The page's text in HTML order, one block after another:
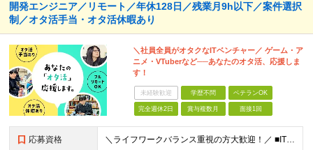
開発エンジニア／リモート／年休128日／残業月9h以下／案件選択
制／オタ活手当・オタ活休暇あり
＼社員全員がオタクなITベンチャー／ ゲーム・ア
ニメ・VTuberなど──あなたのオタ活、応援しま
す！
未経験歓迎 学歴不問 ベテランOK
完全週休2日 賞与複数月 面接1回
応募資格 ＼ライフワークバランス重視の方大歓迎！／ ■IT業界で何かしらの実務経験をお持ちの方（1年以上） ※技術領域や工程は不問です。 ＼こんな方はぜひご応募ください！／ ★何かに熱中できる方 ★趣味も仕事